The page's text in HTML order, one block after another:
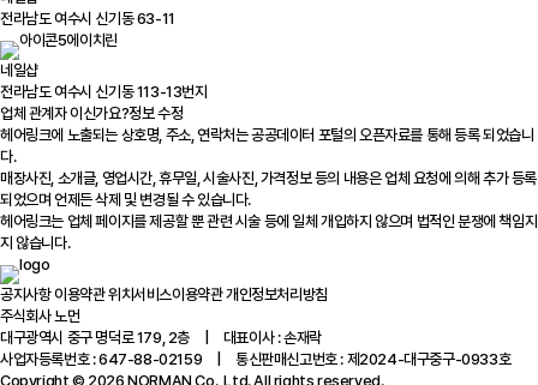
전라남도 여수시 신기동 63-11
에이치린
네일샵
전라남도 여수시 신기동 113-13번지
업체 관계자 이신가요?정보 수정
헤어링크에 노출되는 상호명, 주소, 연락처는 공공데이터 포털의 오픈자료를 통해 등록 되었습니
다.
매장사진, 소개글, 영업시간, 휴무일, 시술사진, 가격정보 등의 내용은 업체 요청에 의해 추가 등록
되었으며 언제든 삭제 및 변경될 수 있습니다.
헤어링크는 업체 페이지를 제공할 뿐 관련 시술 등에 일체 개입하지 않으며 법적인 분쟁에 책임지
지 않습니다.
공지사항이용약관위치서비스이용약관개인정보처리방침
주식회사 노먼
대구광역시 중구 명덕로 179, 2층 | 대표이사 : 손재락
사업자등록번호 : 647-88-02159 | 통신판매신고번호 : 제2024-대구중구-0933호
Copyright © 2026 NORMAN Co., Ltd. All rights reserved.